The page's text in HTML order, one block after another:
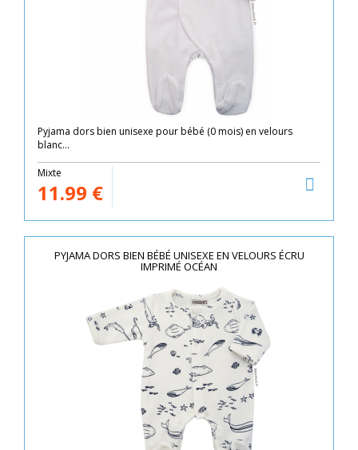
Pyjama dors bien unisexe pour bébé (0 mois) en velours
blanc...
Mixte
11.99 €
PYJAMA DORS BIEN BÉBÉ UNISEXE EN VELOURS ÉCRU
IMPRIMÉ OCÉAN